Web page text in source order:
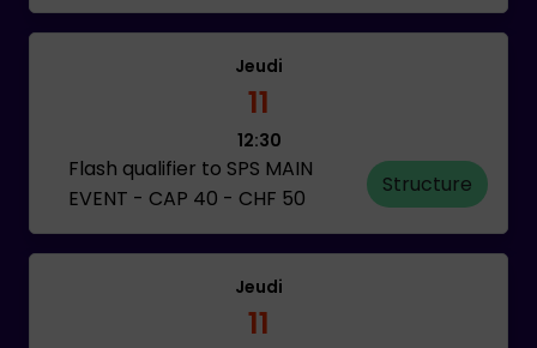
Jeudi
11
12:30
Flash qualifier to SPS MAIN
EVENT - CAP 40 - CHF 50
Structure
Jeudi
11